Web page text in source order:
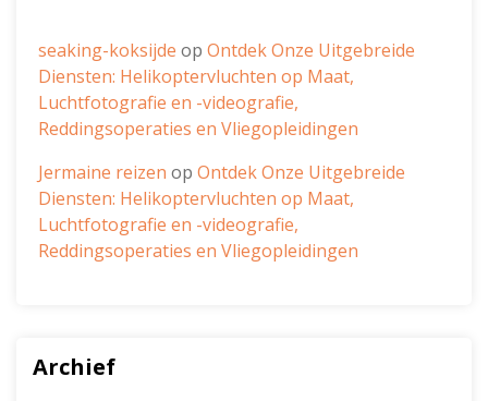
seaking-koksijde op Ontdek Onze Uitgebreide
Diensten: Helikoptervluchten op Maat,
Luchtfotografie en -videografie,
Reddingsoperaties en Vliegopleidingen
Jermaine reizen op Ontdek Onze Uitgebreide
Diensten: Helikoptervluchten op Maat,
Luchtfotografie en -videografie,
Reddingsoperaties en Vliegopleidingen
Archief